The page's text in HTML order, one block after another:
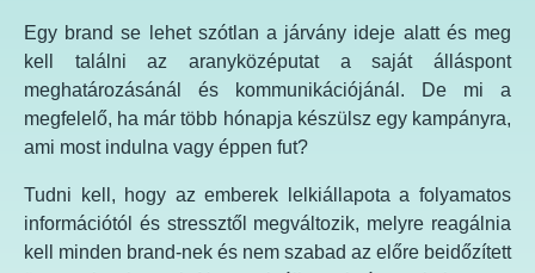
Egy brand se lehet szótlan a járvány ideje alatt és meg
kell találni az aranyközéputat a saját álláspont
meghatározásánál és kommunikációjánál. De mi a
megfelelő, ha már több hónapja készülsz egy kampányra,
ami most indulna vagy éppen fut?
Tudni kell, hogy az emberek lelkiállapota a folyamatos
információtól és stressztől megváltozik, melyre reagálnia
kell minden brand-nek és nem szabad az előre beidőzített